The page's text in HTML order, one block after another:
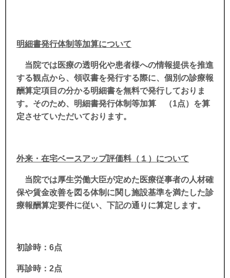
明細書発行体制等加算について
当院では医療の透明化や患者様への情報提供を推進
する観点から、領収書を発行する際に、個別の診療報
酬算定項目の分かる明細書を無料で発行しておりま
す。そのため、明細書発行体制等加算 （1点）を算
定させていただいております。
外来・在宅ベースアップ評価料（１）について
当院では厚生労働大臣が定めた医療従事者の人材確
保や賃金改善を図る体制に関し施設基準を満たした診
療報酬算定要件に従い、下記の通りに算定します。
初診時：6点
再診時：2点